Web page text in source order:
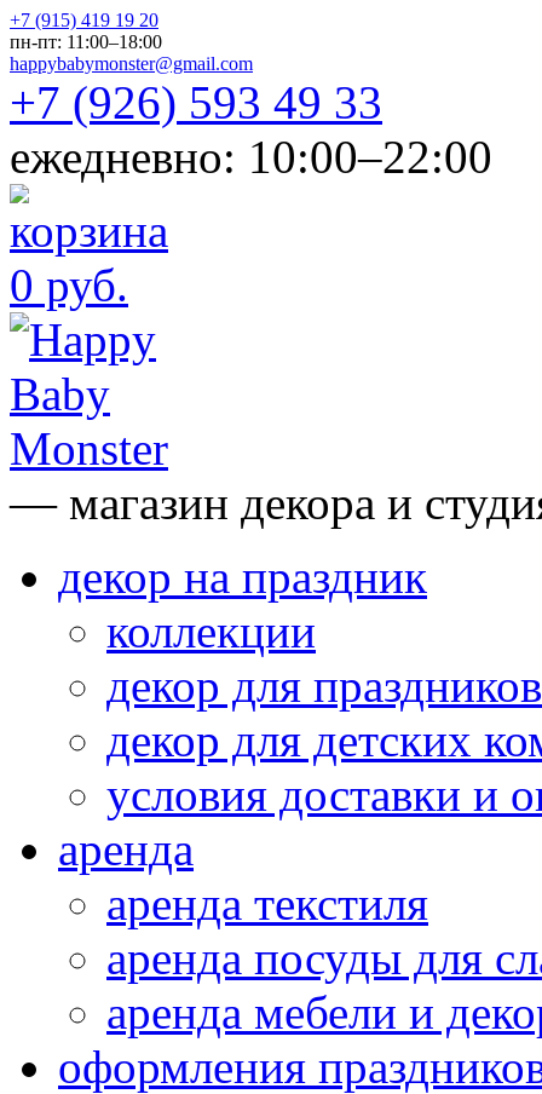
+7 (915) 419 19 20
пн-пт: 11:00–18:00
happybabymonster@gmail.com
+7 (926) 593 49 33
ежедневно: 10:00–22:00
0 руб.
— магазин декора и
декор на праздник
коллекции
декор для праздников
декор для детских
условия доставки и
аренда
аренда текстиля
аренда посуды для
аренда мебели и
оформления